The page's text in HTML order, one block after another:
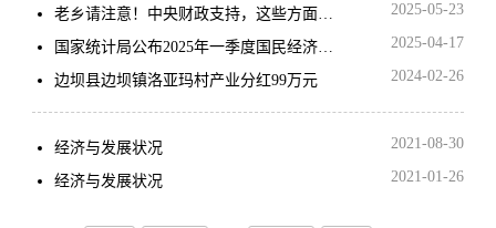
老乡请注意！中央财政支持，这些方面有补助→ 2025-05-23
国家统计局公布2025年一季度国民经济数据 2025-04-17
边坝县边坝镇洛亚玛村产业分红99万元 2024-02-26
经济与发展状况 2021-08-30
经济与发展状况 2021-01-26